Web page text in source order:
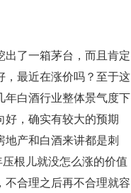
出了一箱茅台，而且肯定
，最近在涨价吗？至于这
年白酒行业整体景气度下
好，确实有较大的预期
产和白酒来讲都是刺
根儿就没怎么涨的价值
不合理之后再不合理就容